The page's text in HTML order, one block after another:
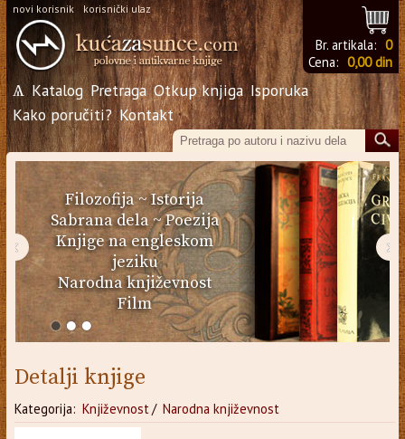
novi korisnik korisnički ulaz
Br. artikala: 0
Cena: 0,00 din
Ѧ Katalog Pretraga Otkup knjiga Isporuka
Kako poručiti? Kontakt
Filozofija~Istorija
Sabrana dela~Poezija
Knjige na engleskom
jeziku
Narodna književnost
Film
‹ ›
Detalji knjige
Kategorija: Književnost/ Narodna književnost